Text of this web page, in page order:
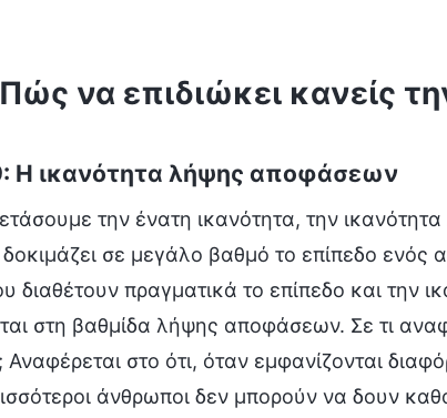
Πώς να επιδιώκει κανείς
Η ικανότητα λήψης αποφάσεων
την ένατη ικανότητα, την
σε μεγάλο βαθμό το επίπεδο ενός
διαθέτουν πραγματικά το επίπεδο και την
στη βαθμίδα λήψης αποφάσεων. Σε τι
στο ότι, όταν εμφανίζονται
άνθρωποι δεν μπορούν να δουν